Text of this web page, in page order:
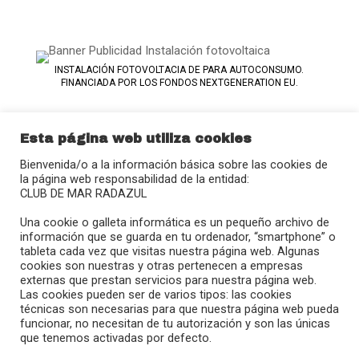
INSTALACIÓN FOTOVOLTACIA DE PARA AUTOCONSUMO.
FINANCIADA POR LOS FONDOS NEXTGENERATION EU.
38109 – Radazul (El Rosario)
(+34) 922 680 908
radazul@clubmradazul.com
}
Esta página web utiliza cookies
Bienvenida/o a la información básica sobre las cookies de
la página web responsabilidad de la entidad:
CLUB DE MAR RADAZUL
Una cookie o galleta informática es un pequeño archivo de
información que se guarda en tu ordenador, “smartphone” o
tableta cada vez que visitas nuestra página web. Algunas
cookies son nuestras y otras pertenecen a empresas
externas que prestan servicios para nuestra página web.
Las cookies pueden ser de varios tipos: las cookies
técnicas son necesarias para que nuestra página web pueda
funcionar, no necesitan de tu autorización y son las únicas
que tenemos activadas por defecto.